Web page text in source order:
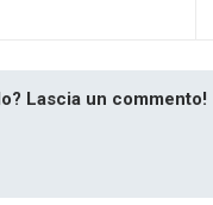
Lascia un commento!